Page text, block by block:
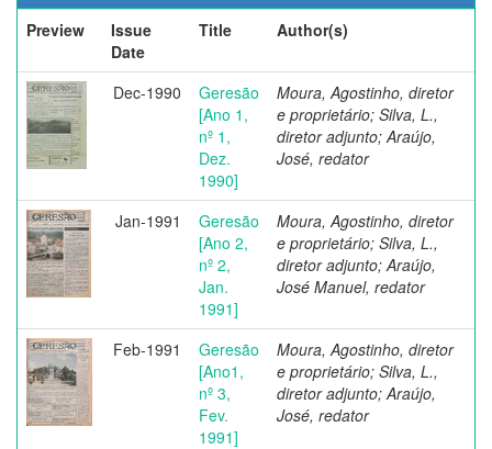
Preview
Issue
Date
Title Author(s)
Dec-1990
Geresão
[Ano 1,
nº 1,
Dez.
1990]
Moura, Agostinho, diretor
e proprietário; Silva, L.,
diretor adjunto; Araújo,
José, redator
Jan-1991
Geresão
[Ano 2,
nº 2,
Jan.
1991]
Moura, Agostinho, diretor
e proprietário; Silva, L.,
diretor adjunto; Araújo,
José Manuel, redator
Feb-1991
Geresão
[Ano1,
nº 3,
Fev.
1991]
Moura, Agostinho, diretor
e proprietário; Silva, L.,
diretor adjunto; Araújo,
José, redator